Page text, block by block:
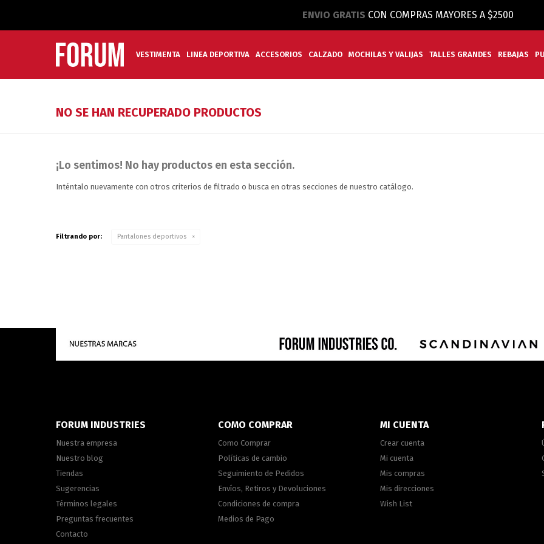
ENVIO GRATIS CON COMPRAS MAYORES A $2500
VESTIMENTA LINEA DEPORTIVA ACCESORIOS CALZADO MOCHILAS Y VALIJAS TALLES GRANDES REBAJAS
NO SE HAN RECUPERADO PRODUCTOS
¡Lo sentimos! No hay productos en esta sección.
Inténtalo nuevamente con otros criterios de filtrado o busca en otras secciones de nuestro catálogo.
Filtrando por: Pantalones deportivos
FORUM INDUSTRIES
Nuestra empresa
Nuestro blog
Tiendas
Sugerencias
Términos legales
Preguntas frecuentes
Contacto
COMO COMPRAR
Como Comprar
Políticas de cambio
Seguimiento de Pedidos
Envíos, Retiros y Devoluciones
Condiciones de compra
Medios de Pago
MI CUENTA
Crear cuenta
Mi cuenta
Mis compras
Mis direcciones
Wish List